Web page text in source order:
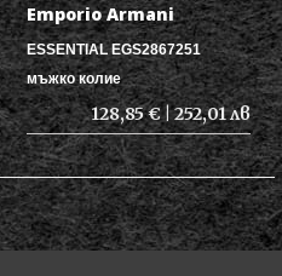
Emporio Armani
ESSENTIAL EGS2867251
мъжко колие
128,85 € | 252,01 лв